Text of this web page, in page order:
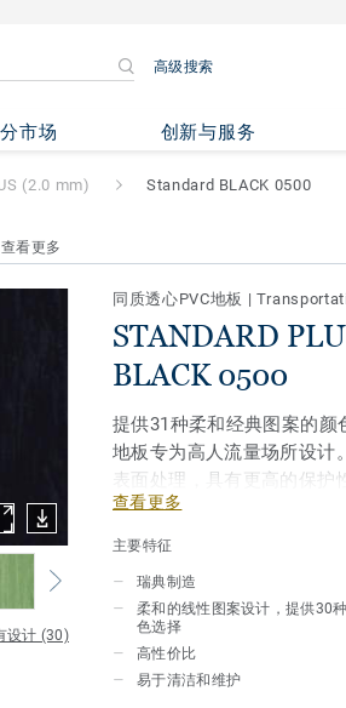
高级搜索
市场 创新与服务
- Standard
(2.0 mm) Standard BLACK 0500
查看更多
设计 (30)
同质透心PVC地板 |
STANDARD
BLACK 0500
提供31种柔和经典图案的
地板专为高人流量场所设计
表面处理，具有更高的保
护理、教育及社会住宅相关
查看更多
主要特征
瑞典制造
柔和的线性图案设计，提供30
色选择
高性价比
易于清洁和维护